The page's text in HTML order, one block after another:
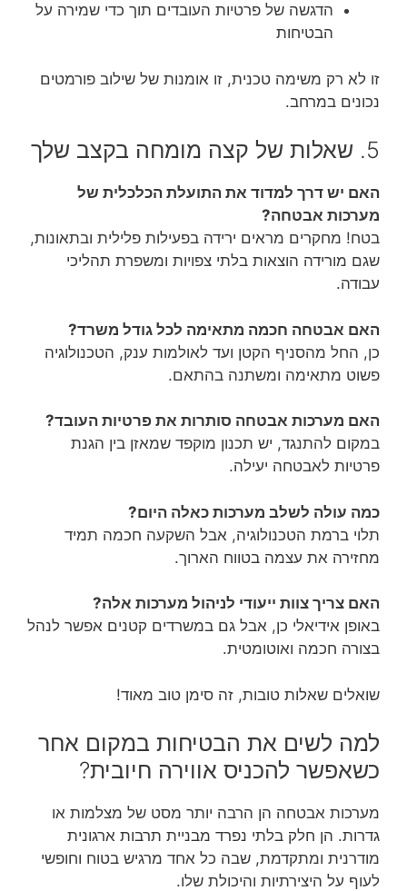
הדגשה של פרטיות העובדים תוך כדי שמירה על
הבטיחות
זו לא רק משימה טכנית, זו אומנות של שילוב פורמטים
נכונים במרחב.
5. שאלות של קצה מומחה בקצב שלך
האם יש דרך למדוד את התועלת הכלכלית של
מערכות אבטחה?
בטח! מחקרים מראים ירידה בפעילות פלילית ובתאונות,
שגם מורידה הוצאות בלתי צפויות ומשפרת תהליכי
עבודה.
האם אבטחה חכמה מתאימה לכל גודל משרד?
כן, החל מהסניף הקטן ועד לאולמות ענק, הטכנולוגיה
פשוט מתאימה ומשתנה בהתאם.
האם מערכות אבטחה סותרות את פרטיות העובד?
במקום להתנגד, יש תכנון מוקפד שמאזן בין הגנת
פרטיות לאבטחה יעילה.
כמה עולה לשלב מערכות כאלה היום?
תלוי ברמת הטכנולוגיה, אבל השקעה חכמה תמיד
מחזירה את עצמה בטווח הארוך.
האם צריך צוות ייעודי לניהול מערכות אלה?
באופן אידיאלי כן, אבל גם במשרדים קטנים אפשר לנהל
בצורה חכמה ואוטומטית.
שואלים שאלות טובות, זה סימן טוב מאוד!
למה לשים את הבטיחות במקום אחר
כשאפשר להכניס אווירה חיובית?
מערכות אבטחה הן הרבה יותר מסט של מצלמות או
גדרות. הן חלק בלתי נפרד מבניית תרבות ארגונית
מודרנית ומתקדמת, שבה כל אחד מרגיש בטוח וחופשי
לעוף על היצירתיות והיכולת שלו.